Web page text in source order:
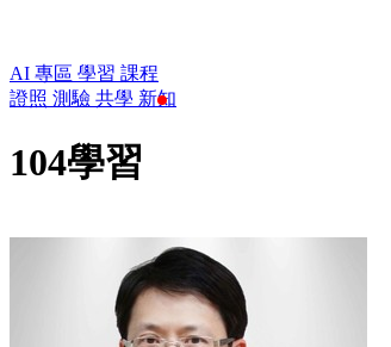
AI 專區 學習 課程
證照 測驗 共學 新知
104學習